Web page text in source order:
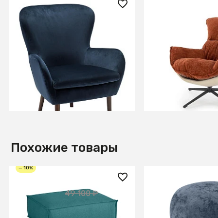
31 400 ₽
Кресло Дижон Blue
Кресло HALMAR
корица/черный
В
Похожие товары
— 10%
44 190 ₽
49 100 ₽
Пуф Asti
20 100 ₽
Пуф Lucca